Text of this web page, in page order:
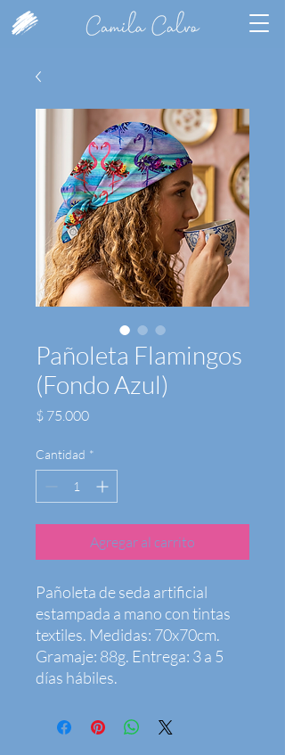
Pañoleta Flamingos
(Fondo Azul)
$ 75.000Precio
Cantidad *
Agregar al carrito
Pañoleta de seda artificial
estampada a mano con tintas
textiles. Medidas: 70x70cm.
Gramaje: 88g. Entrega: 3 a 5
días hábiles.